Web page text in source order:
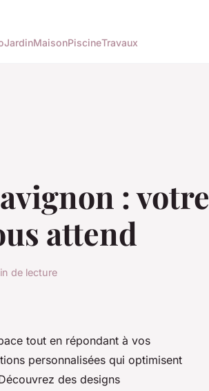
JardinMaisonPiscineTravaux
: votre
attend
de lecture
tout en répondant à vos
personnalisées qui optimisent
des designs